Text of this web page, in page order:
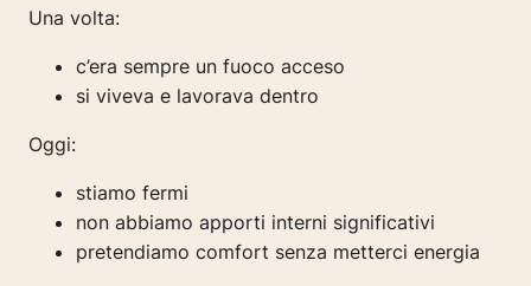
Una volta:
c’era sempre un fuoco acceso
si viveva e lavorava dentro
Oggi:
stiamo fermi
non abbiamo apporti interni significativi
pretendiamo comfort senza metterci energia